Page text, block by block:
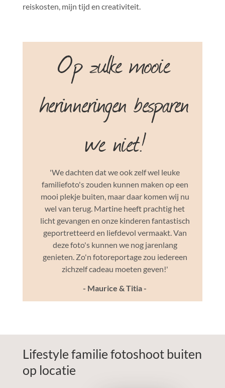
reiskosten, mijn tijd en creativiteit.
Op zulke mooie
herinneringen besparen
we niet!
'We dachten dat we ook zelf wel leuke
familiefoto's zouden kunnen maken op een
mooi plekje buiten, maar daar komen wij nu
wel van terug. Martine heeft prachtig het
licht gevangen en onze kinderen fantastisch
geportretteerd en liefdevol vermaakt. Van
deze foto's kunnen we nog jarenlang
genieten. Zo'n fotoreportage zou iedereen
zichzelf cadeau moeten geven!'
- Maurice & Titia -
Lifestyle familie fotoshoot buiten
op locatie